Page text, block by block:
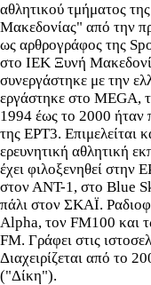
αθλητικού τμήματος
Μακεδονίας" από την
ως αρθρογράφος της
στο ΙΕΚ Ξυνή
συνεργάστηκε με την
εργάστηκε στο MEGA,
1994 έως το 2000 ήταν
της ΕΡΤ3. Επιμελείται
ερευνητική αθλητική
έχει φιλοξενηθεί
στον ΑΝΤ-1, στο Blue
πάλι στον ΣΚΑΪ.
Alpha, τον FM100 και
FM. Γράφει στις
Διαχειρίζεται από το
("Δίκη").